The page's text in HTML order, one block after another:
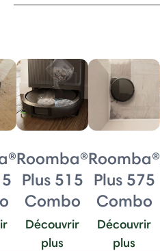
Roomba®
Plus 515
Combo
Découvrir
plus
Roomba®
Plus 575
Combo
Découvrir
plus